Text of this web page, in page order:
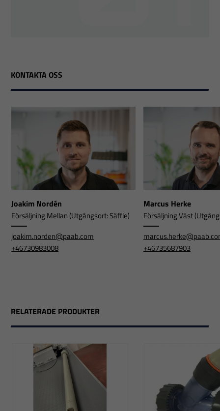
KONTAKTA OSS
Joakim Nordén
Försäljning Mellan (Utgångsort: Säffle)
joakim.norden@paab.com
+46730983008
Marcus Herke
Försäljning Väst
+46735687903
RELATERADE PRODUKTER